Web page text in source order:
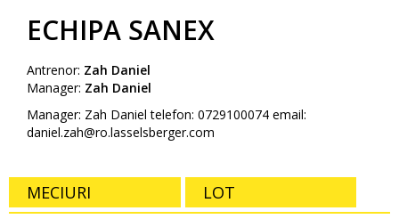
ECHIPA SANEX
Antrenor: Zah Daniel
Manager: Zah Daniel
Manager: Zah Daniel telefon: 0729100074 email:
daniel.zah@ro.lasselsberger.com
MECIURI LOT